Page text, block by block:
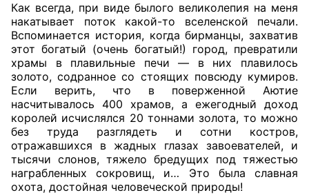
Как всегда, при виде былого великолепия на меня
накатывает поток какой-то вселенской печали.
Вспоминается история, когда бирманцы, захватив
этот богатый (очень богатый!) город, превратили
храмы в плавильные печи — в них плавилось
золото, содранное со стоящих повсюду кумиров.
Если верить, что в поверженной Аютие
насчитывалось 400 храмов, а ежегодный доход
королей исчислялся 20 тоннами золота, то можно
без труда разглядеть и сотни костров,
отражавшихся в жадных глазах завоевателей, и
тысячи слонов, тяжело бредущих под тяжестью
награбленных сокровищ, и… Это была славная
охота, достойная человеческой природы!